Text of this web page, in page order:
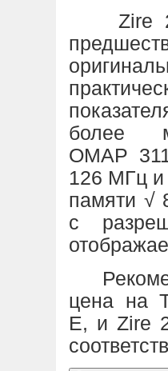
Zire 21
более
OMAP
126 МГц и
памяти √
с
цена на
E, и Zire